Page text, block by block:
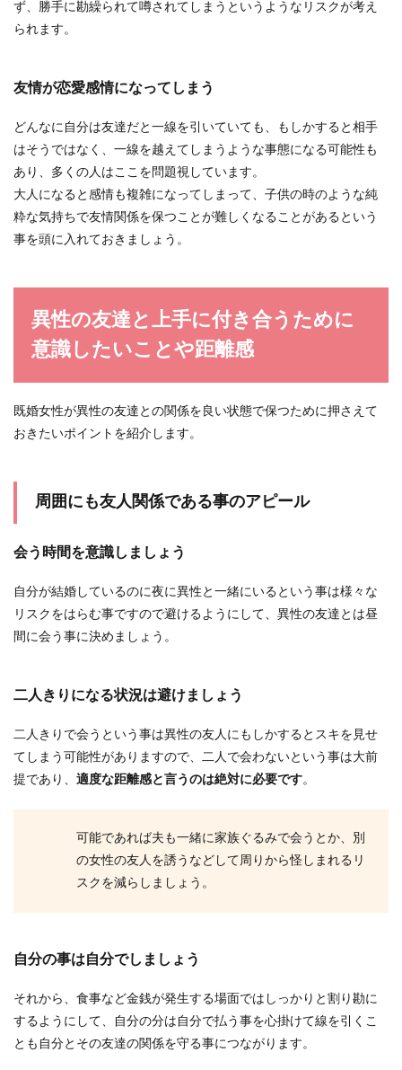
ず、勝手に勘繰られて噂されてしまうというようなリスクが考え
られます。
友情が恋愛感情になってしまう
どんなに自分は友達だと一線を引いていても、もしかすると相手
はそうではなく、一線を越えてしまうような事態になる可能性も
あり、多くの人はここを問題視しています。
大人になると感情も複雑になってしまって、子供の時のような純
粋な気持ちで友情関係を保つことが難しくなることがあるという
事を頭に入れておきましょう。
異性の友達と上手に付き合うために
意識したいことや距離感
既婚女性が異性の友達との関係を良い状態で保つために押さえて
おきたいポイントを紹介します。
周囲にも友人関係である事のアピール
会う時間を意識しましょう
自分が結婚しているのに夜に異性と一緒にいるという事は様々な
リスクをはらむ事ですので避けるようにして、異性の友達とは昼
間に会う事に決めましょう。
二人きりになる状況は避けましょう
二人きりで会うという事は異性の友人にもしかするとスキを見せ
てしまう可能性がありますので、二人で会わないという事は大前
提であり、 適度な距離感と言うのは絶対に必要です。
可能であれば夫も一緒に家族ぐるみで会うとか、別
の女性の友人を誘うなどして周りから怪しまれるリ
スクを減らしましょう。
自分の事は自分でしましょう
それから、食事など金銭が発生する場面ではしっかりと割り勘に
するようにして、自分の分は自分で払う事を心掛けて線を引くこ
とも自分とその友達の関係を守る事につながります。